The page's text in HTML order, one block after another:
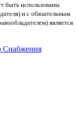
быть использованы
и с обязательным
является